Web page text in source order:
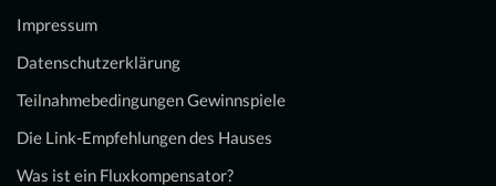
Impressum
Datenschutzerklärung
Teilnahmebedingungen Gewinnspiele
Die Link-Empfehlungen des Hauses
Was ist ein Fluxkompensator?